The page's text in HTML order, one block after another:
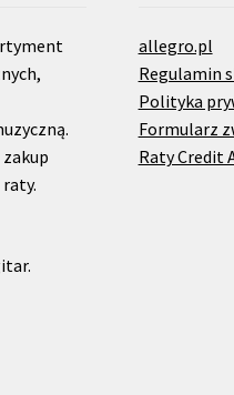
allegro.pl
Regulamin
Polityka
Formularz
Raty Credit